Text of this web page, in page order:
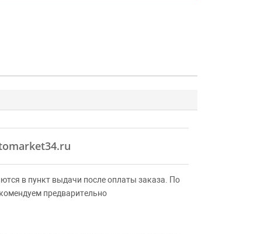
в пункт выдачи после оплаты заказа. По
предварительно